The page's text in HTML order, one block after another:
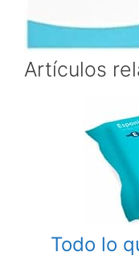
Artículos
Todo lo